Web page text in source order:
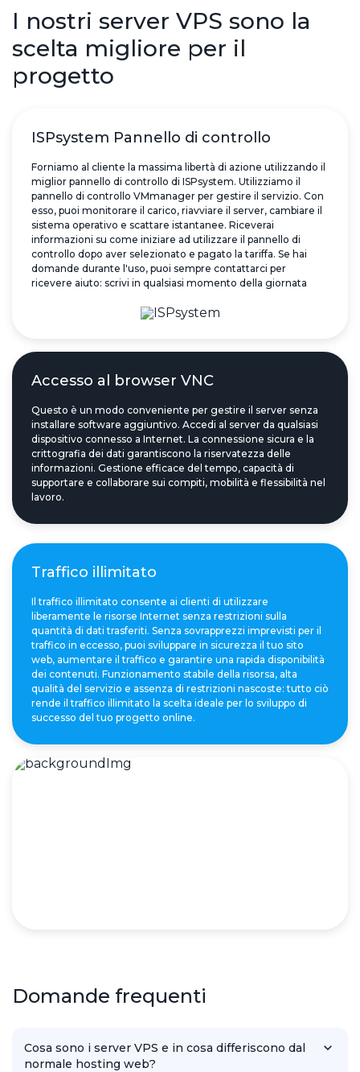
I nostri server VPS sono la
scelta migliore per il
progetto
ISPsystem Pannello di controllo
Forniamo al cliente la massima libertà di azione utilizzando il
miglior pannello di controllo di ISPsystem. Utilizziamo il
pannello di controllo VMmanager per gestire il servizio. Con
esso, puoi monitorare il carico, riavviare il server, cambiare il
sistema operativo e scattare istantanee. Riceverai
informazioni su come iniziare ad utilizzare il pannello di
controllo dopo aver selezionato e pagato la tariffa. Se hai
domande durante l'uso, puoi sempre contattarci per
ricevere aiuto: scrivi in qualsiasi momento della giornata
Accesso al browser VNC
Questo è un modo conveniente per gestire il server senza
installare software aggiuntivo. Accedi al server da qualsiasi
dispositivo connesso a Internet. La connessione sicura e la
crittografia dei dati garantiscono la riservatezza delle
informazioni. Gestione efficace del tempo, capacità di
supportare e collaborare sui compiti, mobilità e flessibilità nel
lavoro.
Traffico illimitato
Il traffico illimitato consente ai clienti di utilizzare
liberamente le risorse Internet senza restrizioni sulla
quantità di dati trasferiti. Senza sovrapprezzi imprevisti per il
traffico in eccesso, puoi sviluppare in sicurezza il tuo sito
web, aumentare il traffico e garantire una rapida disponibilità
dei contenuti. Funzionamento stabile della risorsa, alta
qualità del servizio e assenza di restrizioni nascoste: tutto ciò
rende il traffico illimitato la scelta ideale per lo sviluppo di
successo del tuo progetto online.
Domande frequenti
Cosa sono i server VPS e in cosa differiscono dal
normale hosting web?